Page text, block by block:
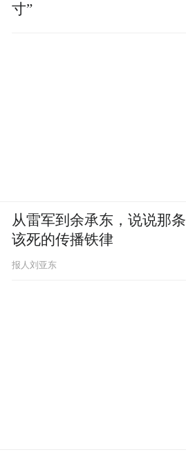
寸”
从雷军到余承东，说说那条
该死的传播铁律
报人刘亚东